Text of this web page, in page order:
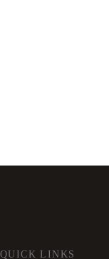
QUICK LINKS